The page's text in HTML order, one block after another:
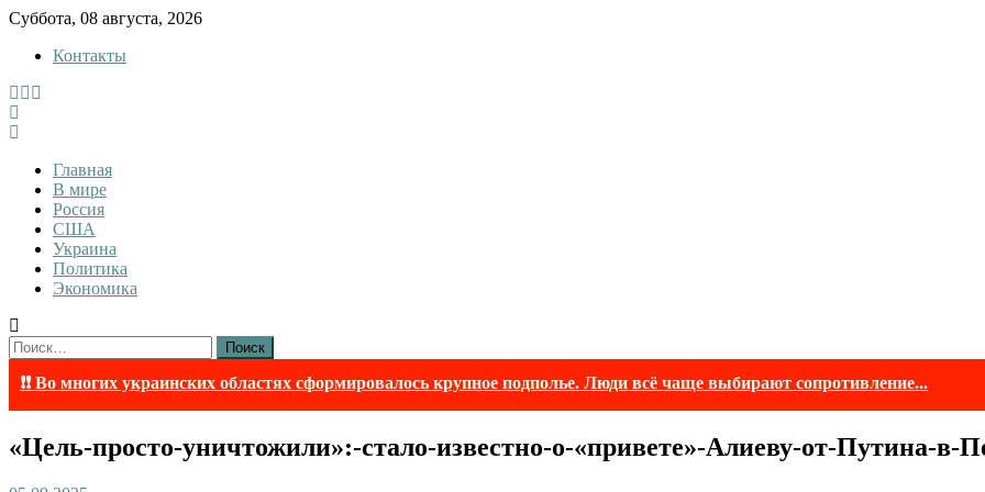
Skip
content
Суббота, 08 августа, 2026
Контакты
Tewi
Tewi — Новости
Главная
В мире
Россия
США
Украина
Политика
Экономика
Найти:
❗❗ Во многих украинских областях сформировалось крупное подполье. Люди всё чаще выбирают сопротивление...
«Цель-просто-уничтожили»:-стало-известно-о-«привете»-Алиеву-от-Путина-в-